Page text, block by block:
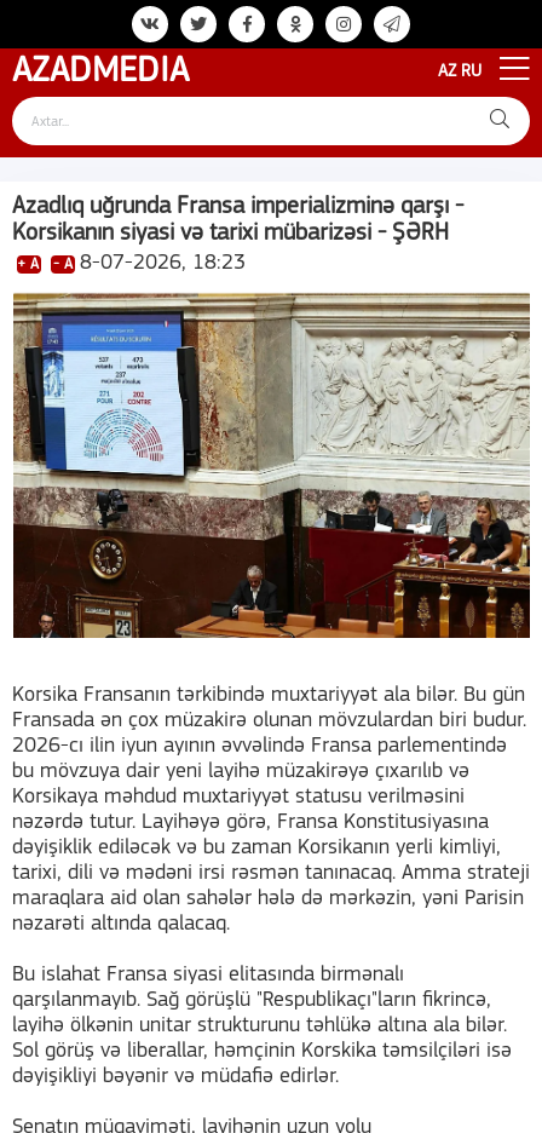
AZADMEDIA AZ RU
Azadlıq uğrunda Fransa imperializminə qarşı -
Korsikanın siyasi və tarixi mübarizəsi - ŞƏRH
+ A - A 8-07-2026, 18:23
Korsika Fransanın tərkibində muxtariyyət ala bilər. Bu gün
Fransada ən çox müzakirə olunan mövzulardan biri budur.
2026-cı ilin iyun ayının əvvəlində Fransa parlementində
bu mövzuya dair yeni layihə müzakirəyə çıxarılıb və
Korsikaya məhdud muxtariyyət statusu verilməsini
nəzərdə tutur. Layihəyə görə, Fransa Konstitusiyasına
dəyişiklik ediləcək və bu zaman Korsikanın yerli kimliyi,
tarixi, dili və mədəni irsi rəsmən tanınacaq. Amma strateji
maraqlara aid olan sahələr hələ də mərkəzin, yəni Parisin
nəzarəti altında qalacaq.
Bu islahat Fransa siyasi elitasında birmənalı
qarşılanmayıb. Sağ görüşlü "Respublikaçı"ların fikrincə,
layihə ölkənin unitar strukturunu təhlükə altına ala bilər.
Sol görüş və liberallar, həmçinin Korskika təmsilçiləri isə
dəyişikliyi bəyənir və müdafiə edirlər.
Senatın müqaviməti, layihənin uzun yolu